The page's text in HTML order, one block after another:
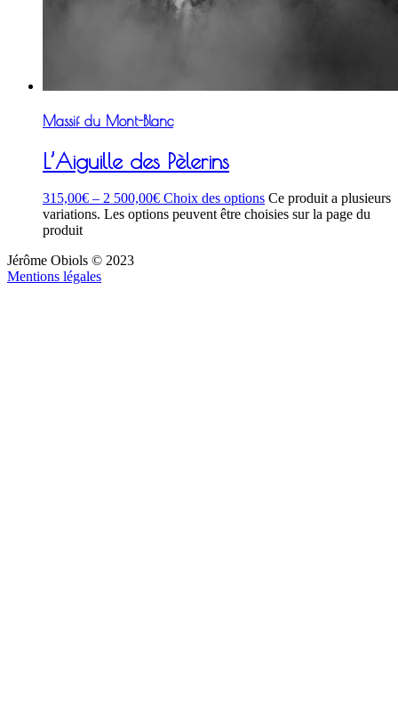
Massif du Mont-Blanc
L’Aiguille des Pèlerins
315,00€ – 2 500,00€ Choix des options Ce produit a plusieurs
variations. Les options peuvent être choisies sur la page du
produit
Jérôme Obiols © 2023
Mentions légales